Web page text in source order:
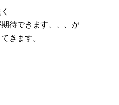
待できます、、、が
きます。